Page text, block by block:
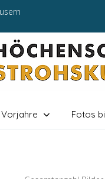
Vorjahre Fotos